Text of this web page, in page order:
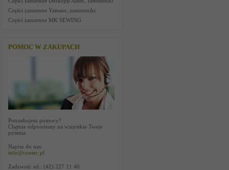
Części zamienne Yamato, zamienniki
Części zamienne MK SEWING
POMOC W ZAKUPACH
Potrzebujesz pomocy?
Chętnie odpowiemy na wszystkie Twoje
pytania.
Napisz do nas:
info@contec.pl
Zadzwoń: tel.: (42) 227 11 40